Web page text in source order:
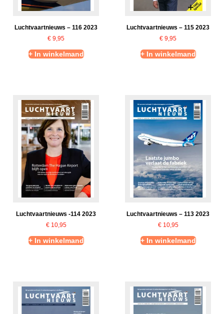
Luchtvaartnieuws – 116 2023
€ 9,95
+ In winkelmand
Luchtvaartnieuws – 115 2023
€ 9,95
+ In winkelmand
Luchtvaartnieuws -114 2023
€10,95
+ In winkelmand
Luchtvaartnieuws – 113 2023
€10,95
+ In winkelmand